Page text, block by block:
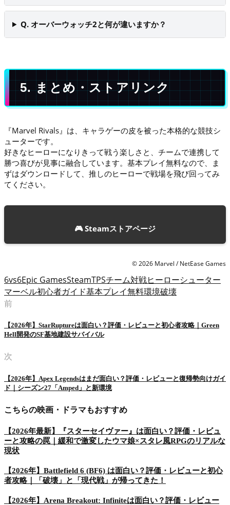
Q. オーバーウォッチ2と何が違いますか？
5. まとめ・ストアリンク
『Marvel Rivals』は、キャラゲーの皮を被った本格的な競技シ
ューターです。
好きなヒーローになりきって戦う楽しさと、チームで連携して
勝つ喜びが見事に融合しています。基本プレイ無料なので、ま
ずはダウンロードして、推しのヒーローで戦場を飛び回ってみ
てください。
🎮 Steamストアページ
© 2026 Marvel / NetEase Games
6vs6Epic GamesSteamTPSチーム対戦ヒーローシューター
マーベル初心者ガイド基本プレイ無料環境破壊
前
【2026年】StarRuptureは面白い？評価・レビューと初心者攻略｜Green
Hell開発のSF基地建設サバイバル
次
【2026年】Apex Legendsはまだ面白い？評価・レビューと復帰勢向けガイ
ド｜シーズン27「Amped」と新環境
こちらの映画・ドラマもおすすめ
【2026年最新】『スターセイヴァー』は面白い？評価・レビュ
ーと攻略の罠｜緩和で激変したウマ娘×スタレ風RPGのリアルな
現状
【2026年】Battlefield 6 (BF6) は面白い？評価・レビューと初心
者攻略｜「破壊」と「現代戦」が帰ってきた！
【2026年】Arena Breakout: Infiniteは面白い？評価・レビュー